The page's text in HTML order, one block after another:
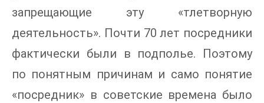
запрещающие эту «тлетворную
деятельность». Почти 70 лет посредники
фактически были в подполье. Поэтому
по понятным причинам и само понятие
«посредник» в советские времена было